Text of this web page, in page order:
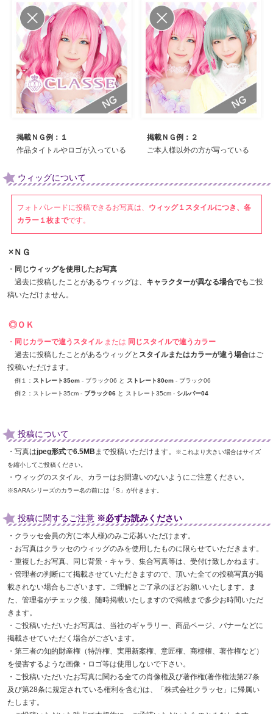
掲載ＮＧ例：１
作品タイトルやロゴが入っている
掲載ＮＧ例：２
ご本人様以外の方が写っている
ウィッグについて
フォトパレードに投稿できるお写真は、 ウィッグ１スタイルにつき、各
カラー１枚までです。
×ＮＧ
・ 同じウィッグを使用したお写真
過去に投稿したことがあるウィッグは、 キャラクターが異なる場合でもご投
稿いただけません。
◎ＯＫ
・ 同じカラーで違うスタイルまたは 同じスタイルで違うカラー
過去に投稿したことがあるウィッグと スタイルまたはカラーが違う場合はご
投稿いただけます。
例１： ストレート35cm - ブラック06 と ストレート80cm - ブラック06
例２：ストレート35cm - ブラック06 と ストレート35cm - シルバー04
投稿について
・写真はjpeg形式で6.5MB まで投稿いただけます。
※これより大きい場合はサイズ
を縮小してご投稿ください。
・ウィッグのスタイル、カラーはお間違いのないようにご注意ください。
※SARAシリーズのカラー名の前には「S」が付きます。
投稿に関するご注意 ※必ずお読みください
・クラッセ会員の方(ご本人様)のみご応募いただけます。
・お写真はクラッセのウィッグのみを使用したものに限らせていただきます。
・重複したお写真、同じ背景・キャラ、集合写真等は、受付け致しかねます。
・管理者の判断にて掲載させていただきますので、頂いた全ての投稿写真が掲
載されない場合もございます。ご理解とご了承のほどお願いいたします。ま
た、管理者がチェック後、随時掲載いたしますので掲載まで多少お時間いただ
きます。
・ご投稿いただいたお写真は、当社のギャラリー、商品ページ、バナーなどに
掲載させていただく場合がございます。
・第三者の知的財産権（特許権、実用新案権、意匠権、商標権、著作権など）
を侵害するような画像・ロゴ等は使用しないで下さい。
・ご投稿いただいたお写真に関わる全ての肖像権及び著作権(著作権法第27条
及び第28条に規定されている権利を含む)は、「株式会社クラッセ」に帰属い
たします。